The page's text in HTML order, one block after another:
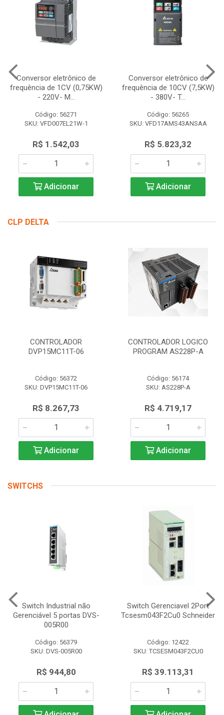
Conversor eletrônico de
frequência de 1CV (0,75KW)
- 220V- M...
Código: 56271
SKU: VFD007EL21W-1
R$ 1.542,03
Adicionar
Conversor eletrônico de
frequência de 10CV (7,5KW)
- 380V- T...
Código: 56265
SKU: VFD17AMS43ANSAA
R$ 5.823,32
Adicionar
CLP DELTA
CONTROLADOR
DVP15MC11T-06
Código: 56372
SKU: DVP15MC11T-06
R$ 8.267,73
Adicionar
CONTROLADOR LOGICO
PROGRAM AS228P-A
Código: 56174
SKU: AS228P-A
R$ 4.719,17
Adicionar
SWITCHS
Switch Industrial não
Gerenciável 5 portas DVS-
005R00
Código: 56379
SKU: DVS-005R00
R$ 944,80
Switch Gerenciavel 2Port
Tcsesm043F2Cu0 Schneider
Código: 12422
SKU: TCSESM043F2CU0
R$ 39.113,31